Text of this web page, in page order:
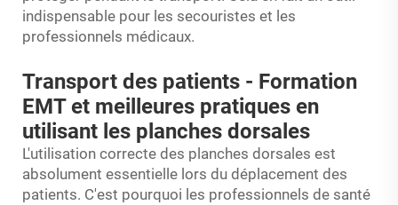
indispensable pour les secouristes et les
professionnels médicaux.
Transport des patients - Formation
EMT et meilleures pratiques en
utilisant les planches dorsales
L'utilisation correcte des planches dorsales est
absolument essentielle lors du déplacement des
patients. C'est pourquoi les professionnels de santé